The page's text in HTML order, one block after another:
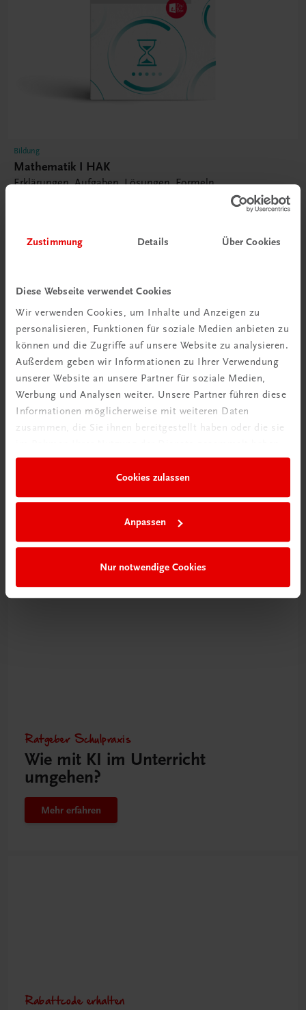
Zustimmung Details Über Cookies
Diese Webseite verwendet Cookies
Wir verwenden Cookies, um Inhalte und Anzeigen zu
personalisieren, Funktionen für soziale Medien anbieten zu
können und die Zugriffe auf unsere Website zu analysieren.
Außerdem geben wir Informationen zu Ihrer Verwendung
unserer Website an unsere Partner für soziale Medien,
Werbung und Analysen weiter. Unsere Partner führen diese
Informationen möglicherweise mit weiteren Daten
zusammen, die Sie ihnen bereitgestellt haben oder die sie
Cookies zulassen
Anpassen
Nur notwendige Cookies
Bildung
Mathematik I HAK
Erklärungen, Aufgaben, Lösungen, Formeln
Durchblick behalten
Neuer Lehrplan
Musterbände bestellen
Ratgeber Schulpraxis
Wie mit KI im Unterricht
umgehen?
Mehr erfahren
Rabattcode erhalten